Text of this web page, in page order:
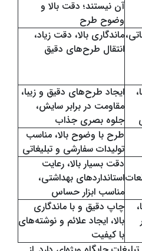
آن نیستند؛ دقت بالا و
وضوح طرح
ماندگاری بالا، دقت زیاد،
انتقال طرح‌های دقیق
ایجاد طرح‌های دقیق و زیبا،
مقاومت در برابر سایش،
جلوه بصری جذاب
طرح با وضوح بالا، مناسب
تولیدات سفارشی و تبلیغاتی
دقت بسیار بالا، رعایت
استانداردهای بهداشتی،
مناسب ابزار حساس
چاپ دقیق و با ماندگاری
بالا، ایجاد علائم و نوشته‌های
با کیفیت